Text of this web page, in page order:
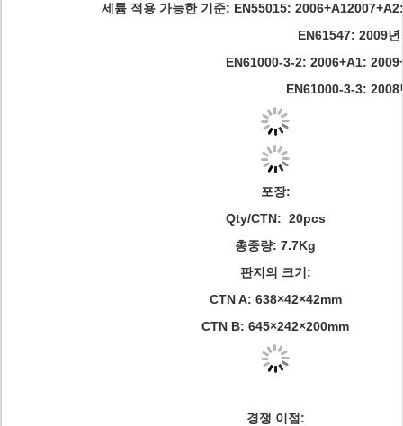
세륨 적용 가능한 기준: EN55015:
EN61547: 2009년
EN61000-3-2: 2006+A1:
EN61000-3-3: 2008
포장:
Qty/CTN: 20pcs
총중량: 7.7Kg
판지의 크기:
CTN A: 638×42×42mm
CTN B: 645×242×200mm
경쟁 이점: